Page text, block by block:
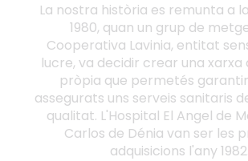
La nostra història es remunta a
1980, quan un grup de
Cooperativa Lavinia, entitat
lucre, va decidir crear una xarxa
pròpia que permetés
assegurats uns serveis sanitaris
qualitat. L'Hospital El Angel de
Carlos de Dénia van ser les
adquisicions l'any 1982.